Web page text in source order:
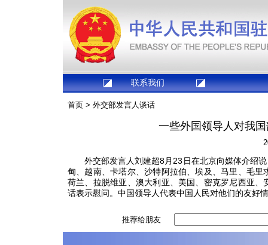
联系我们
首页 > 外交部发言人谈话
一些外国领导人对我
外交部发言人刘建超8月23日在北京向媒体介绍说
甸、越南、卡塔尔、沙特阿拉伯、埃及、马里、毛
荷兰、拉脱维亚、澳大利亚、美国、密克罗尼西亚
话表示慰问。中国领导人代表中国人民对他们的友好
推荐给朋友